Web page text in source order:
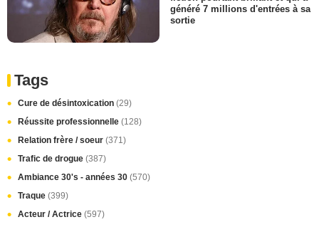
généré 7 millions d'entrées à sa
sortie
Tags
Cure de désintoxication (29)
Réussite professionnelle (128)
Relation frère / soeur (371)
Trafic de drogue (387)
Ambiance 30's - années 30 (570)
Traque (399)
Acteur / Actrice (597)